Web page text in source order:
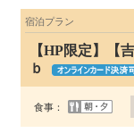
宿泊プラン
【HP限定】【
ｂ
食事：